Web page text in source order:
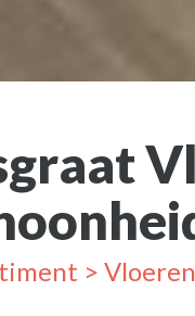
> Vloeren